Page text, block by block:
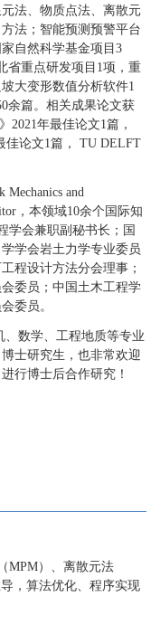
法、物质点法、离散元
法；智能预测预警平台
自然科学基金项目3
省重点研发项目1项，重
大变形数值分析软件1
余篇。相关成果论文获
2021年最佳论文1篇，
佳论文1篇， TU DELFT
Mechanics and
，本领域10余个国际知
学会兼职副秘书长；国
学会岩土力学专业委员
程设计方法分会理事；
委员；中国土木工程学
委员。
数学、工程地质等专业
士研究生，也非常欢迎
行博士后合作研究！
MPM）、离散元法
，算法优化、程序实现